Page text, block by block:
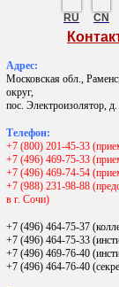
RU CN
Адрес:
Московская обл.,
округ,
пос. Электроизолятор,
Телефон:
+7 (800) 201-45-33
+7 (496) 469-75-33
+7 (496) 469-74-54
+7 (988) 231-98-88
в г. Сочи)
+7 (496) 464-75-37
+7 (496) 464-75-33
+7 (496) 469-76-40
+7 (496) 464-76-40